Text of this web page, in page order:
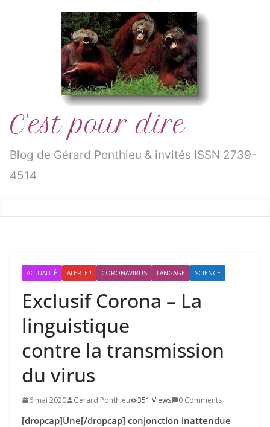
C’est pour dire
Blog de Gérard Ponthieu & invités ISSN 2739-
4514
ACTUALITÉ ALERTE ! CORONAVIRUS LANGAGE SCIENCE
Exclusif Corona – La
linguistique
contre la transmission
du virus
6 mai 2020 Gerard Ponthieu 351 Views 0 Comments
[dropcap]Une[/dropcap] conjonction inattendue